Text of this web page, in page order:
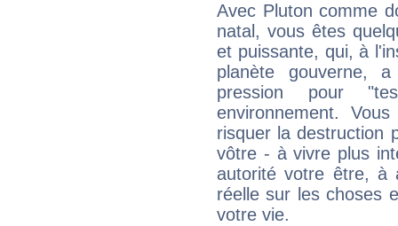
Avec Pluton comme
natal, vous êtes
et puissante, qui, à
planète gouverne,
pression pour
environnement.
risquer la destruction
vôtre - à vivre plus
autorité votre être, à
réelle sur les choses
votre vie.